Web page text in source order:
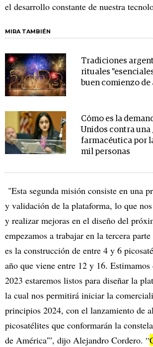
el desarrollo constante de nuestra
MIRA TAMBIÉN
Tradiciones
rituales
buen comienzo de
Cómo es la
Unidos contra una
farmacéutica por
mil personas
"Esta segunda misión consiste en una
y validación de la plataforma, lo que
y realizar mejoras en el diseño del
empezamos a trabajar en la tercera
es la construcción de entre 4 y 6
año que viene entre 12 y 16. Estimamos
2023 estaremos listos para diseñar la
la cual nos permitirá iniciar la
principios 2024, con el lanzamiento de
picosatélites que conformarán la
de América'”, dijo Alejandro Cordero. “